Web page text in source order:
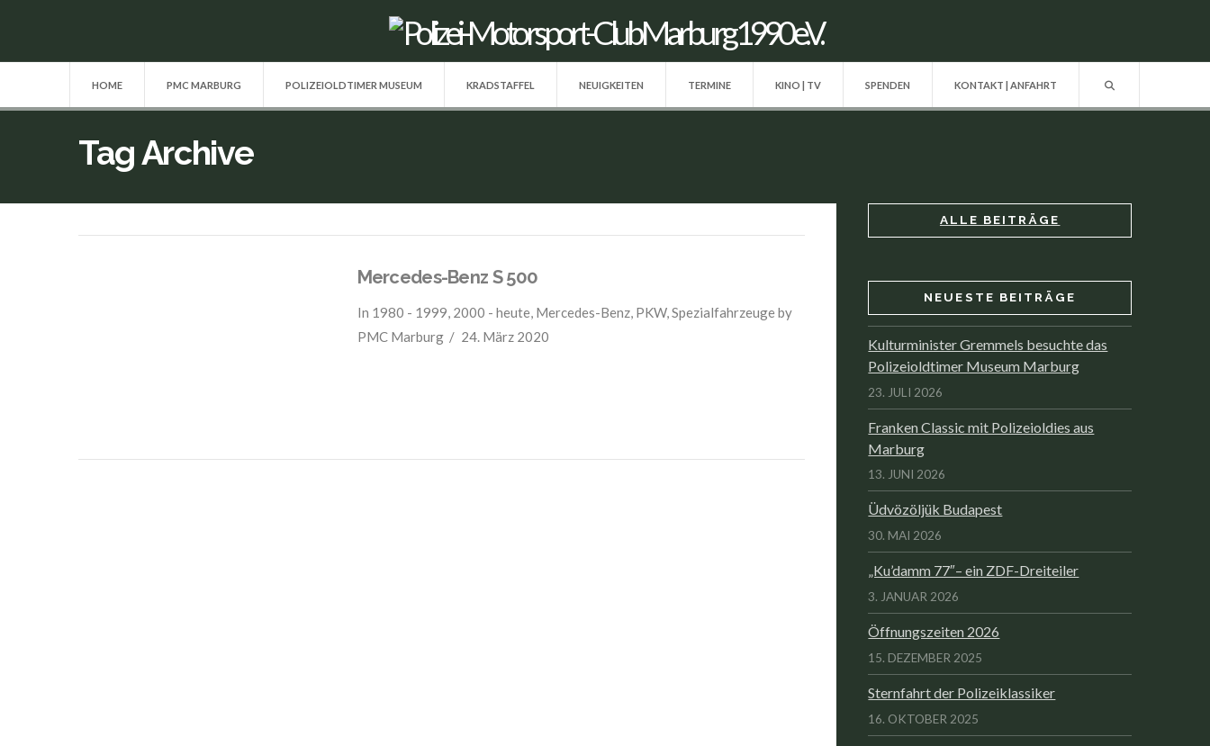
HOME PMC MARBURG POLIZEIOLDTIMER MUSEUM KRADSTAFFEL NEUIGKEITEN TERMINE KINO | TV SPENDEN KONTAKT | ANFAHRT
Tag Archive
Mercedes-Benz S 500
In 1980 - 1999, 2000 - heute, Mercedes-Benz, PKW,Spezialfahrzeugeby
PMC Marburg
24. März 2020
ALLE BEITRÄGE
NEUESTE BEITRÄGE
Kulturminister Gremmels besuchte das
Polizeioldtimer Museum Marburg
23. JULI 2026
Franken Classic mit Polizeioldies aus
Marburg
13. JUNI 2026
Üdvözöljük Budapest
30. MAI 2026
„Ku’damm 77″– ein ZDF-Dreiteiler
3. JANUAR 2026
Öffnungszeiten 2026
15. DEZEMBER 2025
Sternfahrt der Polizeiklassiker
16. OKTOBER 2025